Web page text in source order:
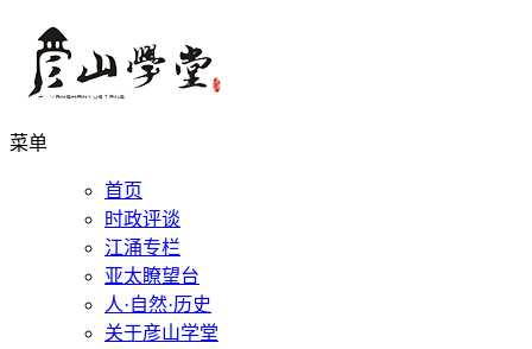
菜单
首页
时政评谈
江涌专栏
亚太瞭望台
人·自然·历史
关于彦山学堂